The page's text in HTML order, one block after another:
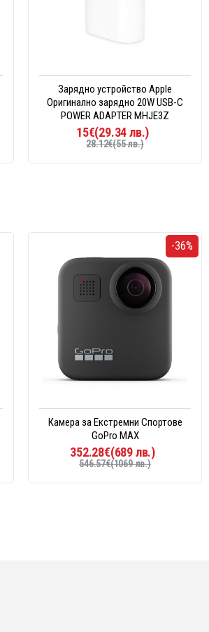
Зарядно устройство Apple
Оригинално зарядно 20W USB-C
POWER ADAPTER MHJE3Z
15€(29.34 лв.)
28.12€(55 лв.)
-36%
Камера за Екстремни Спортове
GoPro MAX
352.28€(689 лв.)
546.57€(1069 лв.)